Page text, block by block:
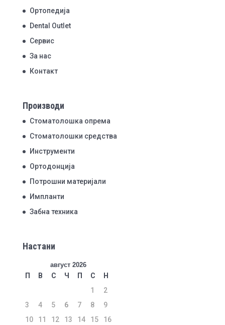
Ортопедија
Dental Outlet
Сервис
За нас
Контакт
Производи
Стоматолошка опрема
Стоматолошки средства
Инструменти
Ортодонција
Потрошни материјали
Импланти
Забна техника
Настани
август 2026
П В С Ч П С
Н
1
2
3
4 5 6 7 8
9
10
11 12 13 14 15 16